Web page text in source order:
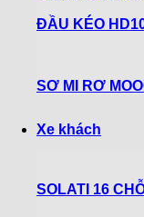
ĐẦU KÉO
SƠ MI RƠ
Xe khách
SOLATI 16